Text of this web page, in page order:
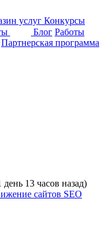
услуг Конкурсы
Блог Работы
Партнерская программа
13 часов назад)